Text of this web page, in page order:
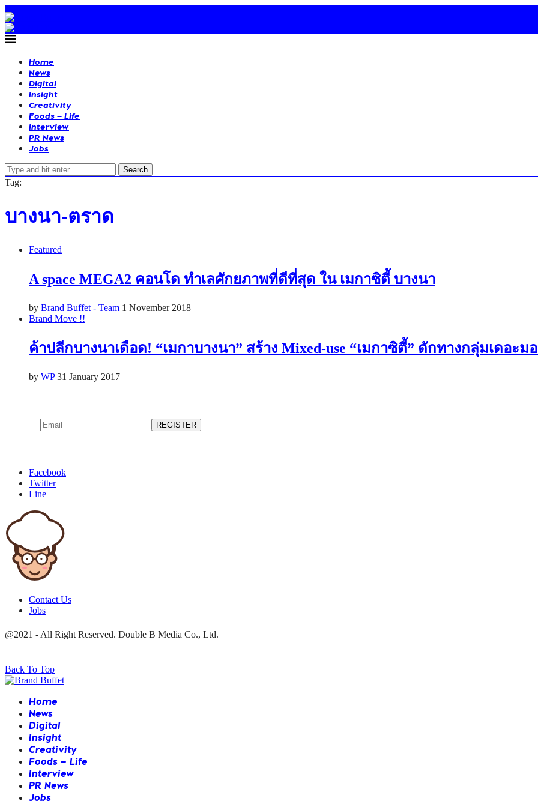
Home
News
Digital
Insight
Creativity
Foods – Life
Interview
PR News
Jobs
Search
Tag:
บางนา-ตราด
Featured
A space MEGA2 คอนโด ทำเลศักยภาพที่ดีที่สุด ใน เมกาซิตี้ บางนา
by Brand Buffet - Team 1 November 2018
Brand Move !!
ค้าปลีกบางนาเดือด! “เมกาบางนา” สร้าง Mixed-use “เมกาซิตี้” ดักทางกลุ่มเดอะม
by WP 31 January 2017
Facebook
Twitter
Line
Contact Us
Jobs
@2021 - All Right Reserved. Double B Media Co., Ltd.
Back To Top
Home
News
Digital
Insight
Creativity
Foods – Life
Interview
PR News
Jobs